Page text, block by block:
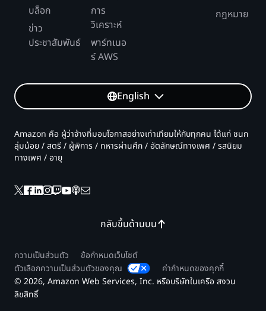
บล็อก
ข่าว
ประชาสัมพันธ์
การ
วิเคราะห์
พาร์ทเนอ
ร์ AWS
กฎหมาย
English
กลับขึ้นด้านบน
Amazon คือ ผู้ว่าจ้างที่มอบโอกาสอย่างเท่าเทียมให้กับทุกคน ได้แก่ ชนก
ลุ่มน้อย / สตรี / ผู้พิการ / ทหารผ่านศึก / อัตลักษณ์ทางเพศ / รสนิยม
ทางเพศ / อายุ
ความเป็นส่วนตัว
ข้อกำหนดเว็บไซต์
ตัวเลือกความเป็นส่วนตัวของคุณ
ค่ากำหนดของคุกกี้
© 2026, Amazon Web Services, Inc. หรือบริษัทในเครือ สงวน
ลิขสิทธิ์